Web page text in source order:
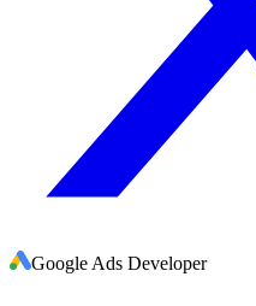
Google Ads Developer